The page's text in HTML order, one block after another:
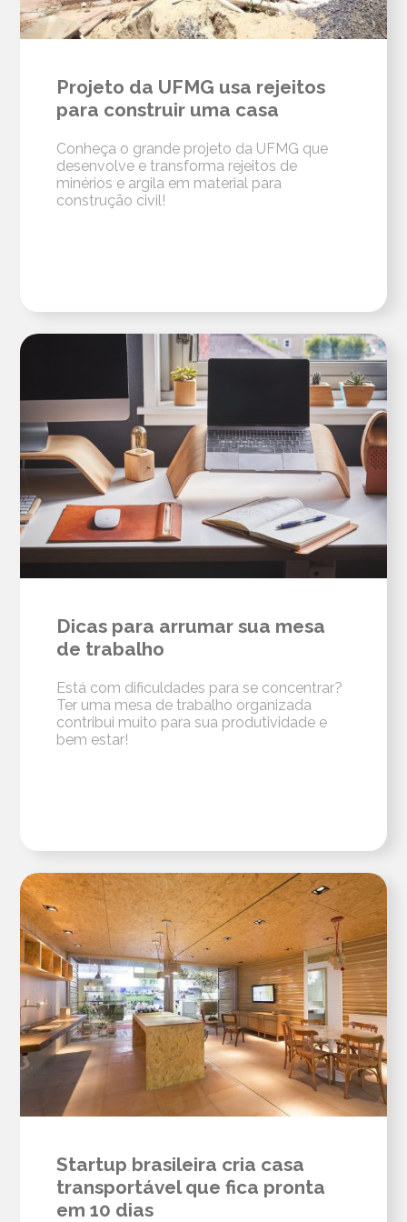
Projeto da UFMG usa rejeitos
para construir uma casa
Conheça o grande projeto da UFMG que
desenvolve e transforma rejeitos de
minérios e argila em material para
construção civil!
Dicas para arrumar sua mesa
de trabalho
Está com dificuldades para se concentrar?
Ter uma mesa de trabalho organizada
contribui muito para sua produtividade e
bem estar!
Startup brasileira cria casa
transportável que fica pronta
em 10 dias